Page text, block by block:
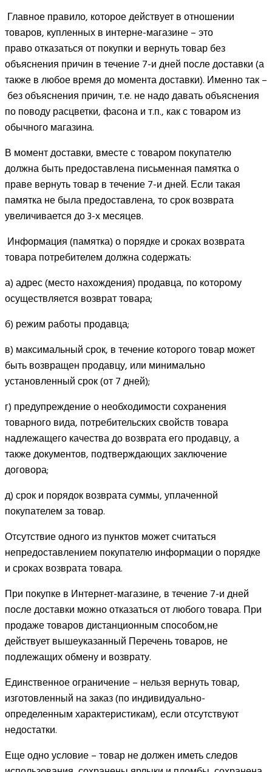
Главное правило, которое действует в отношении
товаров, купленных в интерне-магазине – это
право отказаться от покупки и вернуть товар без
объяснения причин в течение 7-и дней после доставки (а
также в любое время до момента доставки). Именно так –
без объяснения причин, т.е. не надо давать объяснения
по поводу расцветки, фасона и т.п., как с товаром из
обычного магазина.
В момент доставки, вместе с товаром покупателю
должна быть предоставлена письменная памятка о
праве вернуть товар в течение 7-и дней. Если такая
памятка не была предоставлена, то срок возврата
увеличивается до 3-х месяцев.
Информация (памятка) о порядке и сроках возврата
товара потребителем должна содержать:
а) адрес (место нахождения) продавца, по которому
осуществляется возврат товара;
б) режим работы продавца;
в) максимальный срок, в течение которого товар может
быть возвращен продавцу, или минимально
установленный срок (от 7 дней);
г) предупреждение о необходимости сохранения
товарного вида, потребительских свойств товара
надлежащего качества до возврата его продавцу, а
также документов, подтверждающих заключение
договора;
д) срок и порядок возврата суммы, уплаченной
покупателем за товар.
Отсутствие одного из пунктов может считаться
непредоставлением покупателю информации о порядке
и сроках возврата товара.
При покупке в Интернет-магазине, в течение 7-и дней
после доставки можно отказаться от любого товара. При
продаже товаров дистанционным способом,не
действует вышеуказанный Перечень товаров, не
подлежащих обмену и возврату.
Единственное ограничение – нельзя вернуть товар,
изготовленный на заказ (по индивидуально-
определенным характеристикам), если отсутствуют
недостатки.
Еще одно условие – товар не должен иметь следов